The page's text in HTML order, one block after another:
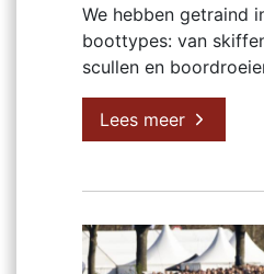
We hebben getraind
boottypes: van
scullen en
Lees meer